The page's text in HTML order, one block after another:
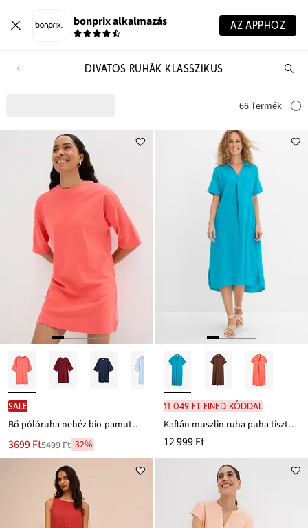
bonprix alkalmazás AZ APPHOZ
DIVATOS RUHÁK KLASSZIKUS
66 Termék
SALE
Bő pólóruha nehéz bio-pamutból
Új
ár
3699 Ft
Leárazva5499 Ft-32%
11 049 Ft FINED kóddal
Kaftán muszlin ruha puha tiszta pamutból
12 999 Ft